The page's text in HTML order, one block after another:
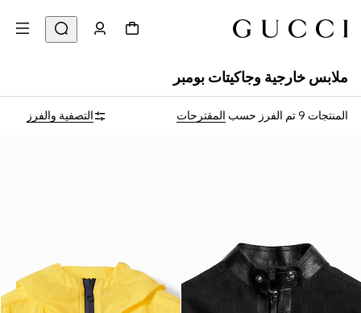
ملابس خارجية وجاكيتات بومبر
المنتجات 9 تم الفرز حسب المقترحات التصفية والفرز